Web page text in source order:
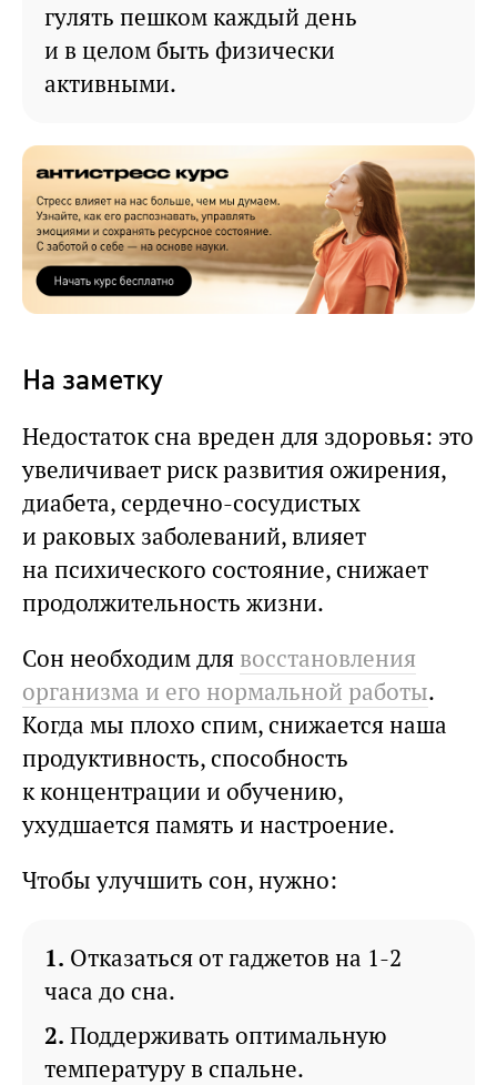
гулять пешком каждый день
и в целом быть физически
активными.
На заметку
Недостаток сна вреден для здоровья: это
увеличивает риск развития ожирения,
диабета, сердечно-сосудистых
и раковых заболеваний, влияет
на психического состояние, снижает
продолжительность жизни.
Сон необходим для восстановления
организма и его нормальной работы.
Когда мы плохо спим, снижается наша
продуктивность, способность
к концентрации и обучению,
ухудшается память и настроение.
Чтобы улучшить сон, нужно:
Отказаться от гаджетов на 1-2
часа до сна.
Поддерживать оптимальную
температуру в спальне.